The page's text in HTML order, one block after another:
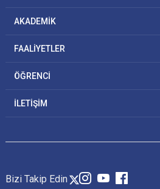
AKADEMİK
FAALİYETLER
ÖĞRENCİ
İLETİŞİM
Bizi Takip Edin